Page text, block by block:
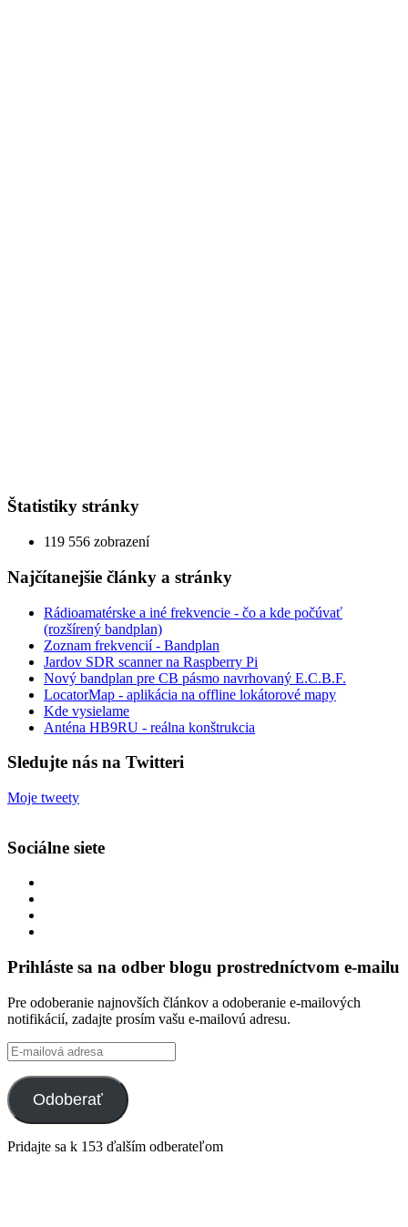
Štatistiky stránky
119 556 zobrazení
Najčítanejšie články a stránky
Rádioamatérske a iné frekvencie - čo a kde počúvať
(rozšírený bandplan)
Zoznam frekvencií - Bandplan
Jardov SDR scanner na Raspberry Pi
Nový bandplan pre CB pásmo navrhovaný E.C.B.F.
LocatorMap - aplikácia na offline lokátorové mapy
Kde vysielame
Anténa HB9RU - reálna konštrukcia
Sledujte nás na Twitteri
Moje tweety
Sociálne siete
Twitter
na
tekkoooo
YouTube
Prihláste sa na odber blogu prostredníctvom e-mailu
Pre odoberanie najnovších článkov a odoberanie e-mailových
notifikácií, zadajte prosím vašu e-mailovú adresu.
E-
mailová
adresa
Odoberať
Pridajte sa k 153 ďalším odberateľom